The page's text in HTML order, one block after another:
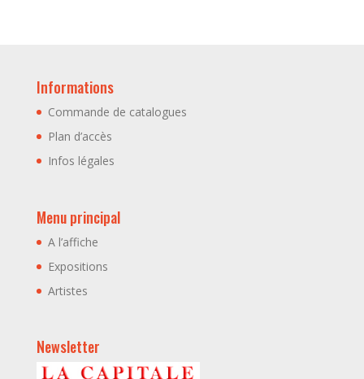
Informations
Commande de catalogues
Plan d’accès
Infos légales
Menu principal
A l’affiche
Expositions
Artistes
Newsletter